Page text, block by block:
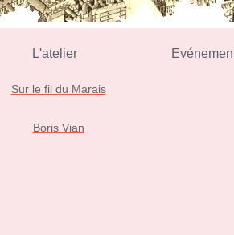
L'atelier
Sur le fil du Marais
Boris Vian